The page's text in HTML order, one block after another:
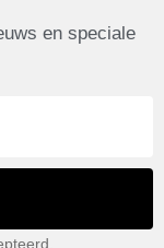
en speciale